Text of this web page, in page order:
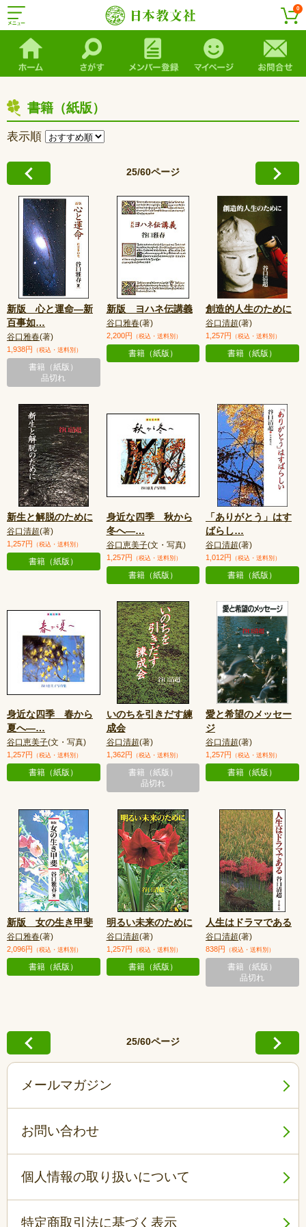
0
書籍（紙版）
表示順
25/60ページ
新版 心と運命—新
百事如…
谷口雅春(著)
1,938円 （税込・送料別）
書籍（紙版）
品切れ
新版 ヨハネ伝講義
谷口雅春(著)
2,200円 （税込・送料別）
書籍（紙版）
創造的人生のために
谷口清超(著)
1,257円 （税込・送料別）
書籍（紙版）
新生と解脱のために
谷口清超(著)
1,257円 （税込・送料別）
書籍（紙版）
身近な四季 秋から
冬へ—…
谷口恵美子(文・写真)
1,257円 （税込・送料別）
書籍（紙版）
「ありがとう」はす
ばらし…
谷口清超(著)
1,012円 （税込・送料別）
書籍（紙版）
身近な四季 春から
夏へ—…
谷口恵美子(文・写真)
1,257円 （税込・送料別）
書籍（紙版）
いのちを引きだす練
成会
谷口清超(著)
1,362円 （税込・送料別）
書籍（紙版）
品切れ
愛と希望のメッセー
ジ
谷口清超(著)
1,257円 （税込・送料別）
書籍（紙版）
新版 女の生き甲斐
谷口雅春(著)
2,096円 （税込・送料別）
書籍（紙版）
明るい未来のために
谷口清超(著)
1,257円 （税込・送料別）
書籍（紙版）
人生はドラマである
谷口清超(著)
838円 （税込・送料別）
書籍（紙版）
品切れ
25/60ページ
メールマガジン
お問い合わせ
個人情報の取り扱いについて
特定商取引法に基づく表示